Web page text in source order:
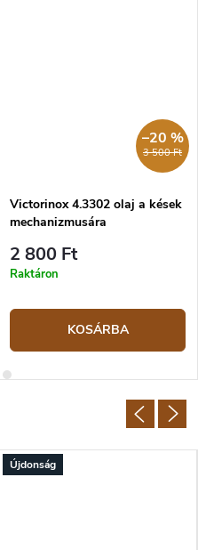
3 500 Ft
–20 %
Victorinox 4.3302 olaj a kések
mechanizmusára
2 800 Ft
Raktáron
KOSÁRBA
Újdonság